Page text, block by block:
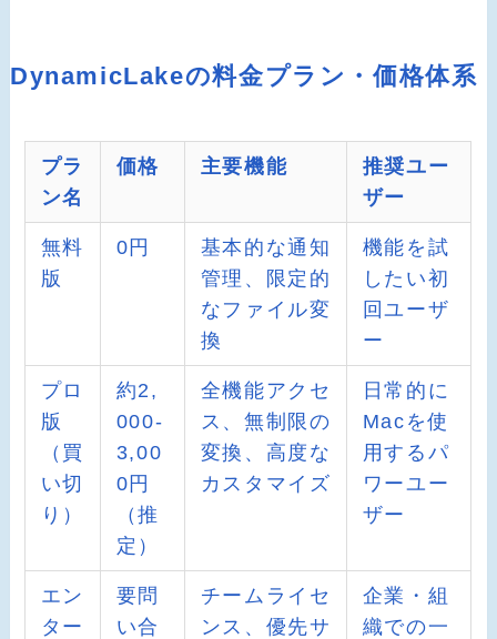
DynamicLakeの料金プラン・価格体系
プラ
ン名
価格 主要機能
推奨ユー
ザー
無料
版
0円
基本的な通知
管理、限定的
なファイル変
換
機能を試
したい初
回ユーザ
ー
プロ
版
（買
い切
り）
約2,
000-
3,00
0円
（推
定）
全機能アクセ
ス、無制限の
変換、高度な
カスタマイズ
日常的に
Macを使
用するパ
ワーユー
ザー
エン
ター
要問
い合
チームライセ
ンス、優先サ
企業・組
織での一